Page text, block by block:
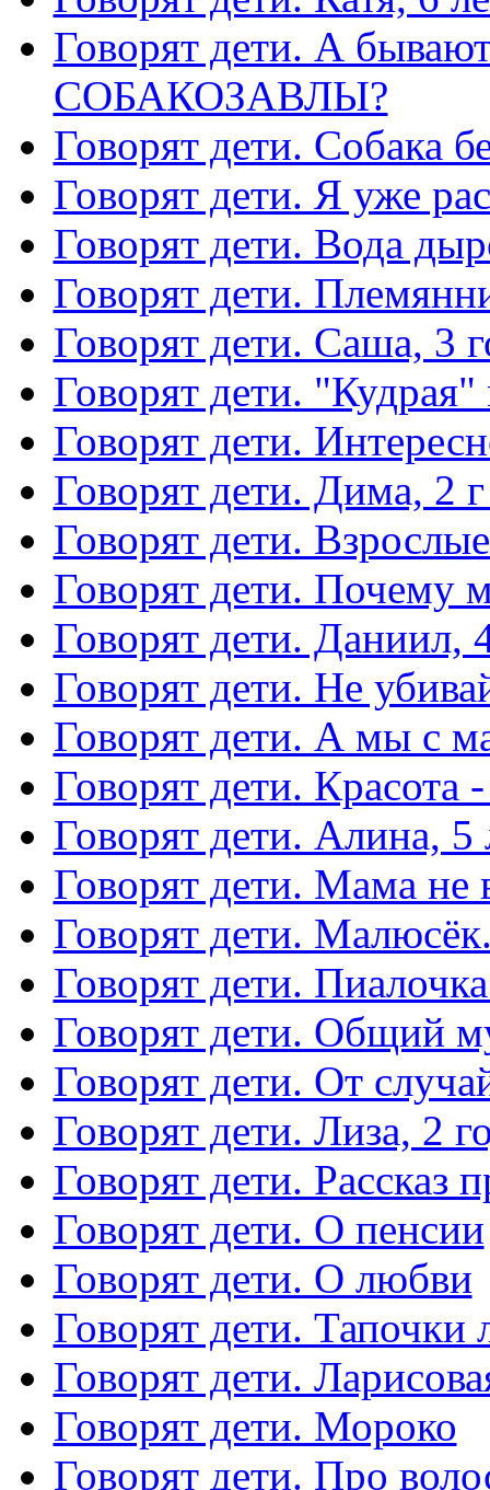
Говорят дети. А
СОБАКОЗАВЛЫ?
Говорят дети. Собака
Говорят дети. Я уже
Говорят дети. Вода
Говорят дети.
Говорят дети. Саша, 3
Говорят дети.
Говорят дети.
Говорят дети. Дима, 2
Говорят дети.
Говорят дети. Почему
Говорят дети. Даниил,
Говорят дети. Не
Говорят дети. А мы с
Говорят дети. Красота
Говорят дети. Алина, 5
Говорят дети. Мама не
Говорят дети.
Говорят дети.
Говорят дети. Общий
Говорят дети. От
Говорят дети. Лиза, 2
Говорят дети. Рассказ
Говорят дети. О пенсии
Говорят дети. О любви
Говорят дети. Тапочки
Говорят дети.
Говорят дети. Мороко
Говорят дети. Про